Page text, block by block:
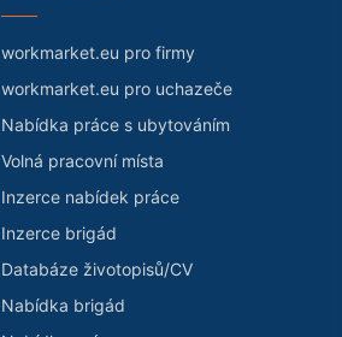
workmarket.eu pro firmy
workmarket.eu pro uchazeče
Nabídka práce s ubytováním
Volná pracovní místa
Inzerce nabídek práce
Inzerce brigád
Databáze životopisů/CV
Nabídka brigád